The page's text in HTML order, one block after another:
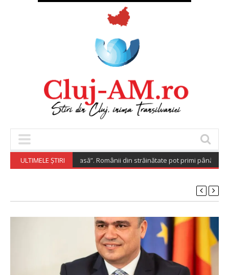
ULTIMELE ȘTIRI
Investește Acasă”. Românii din străinătate pot primi până la